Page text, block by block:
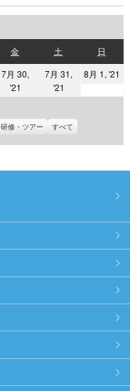
金金
曜
日
土
曜
日
日
曜
日
7月 30,
'21
7
月
30
7月 31,
'21
7
月
31
8月 1, '21
日
研修・ツアー すべて